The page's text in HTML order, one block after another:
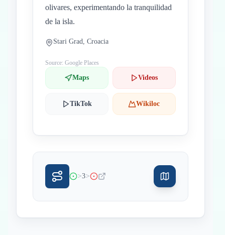
olivares, experimentando la tranquilidad
de la isla.
Stari Grad, Croacia
Source: Google Places
Maps Videos
TikTok Wikiloc
>3>